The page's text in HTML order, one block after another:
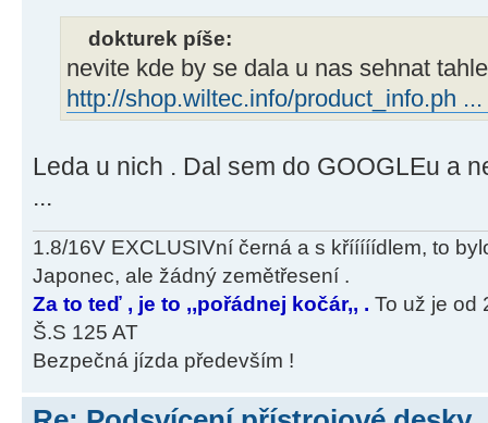
dokturek píše:
nevite kde by se dala u nas sehnat
http://shop.wiltec.info/product_info.ph
Leda u nich . Dal sem do GOOGLEu a
...
1.8/16V EXCLUSIVní černá a s křííííídlem, to
Japonec, ale žádný zemětřesení .
Za to teď , je to ,,pořádnej kočár,, . To už je od
Š.S 125 AT
Bezpečná jízda především !